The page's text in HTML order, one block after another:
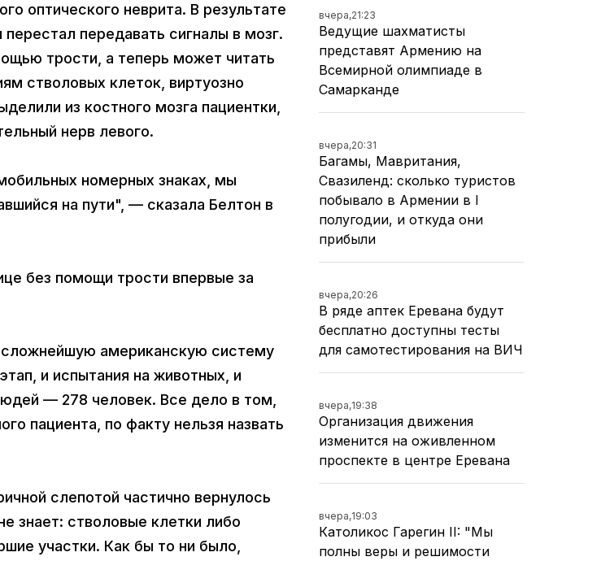
оптического неврита. В результате
передавать сигналы в мозг.
трости, а теперь может читать
стволовых клеток, виртуозно
из костного мозга пациентки,
нерв левого.
номерных знаках, мы
на пути", — сказала Белтон в
без помощи трости впервые за
сложнейшую американскую систему
и испытания на животных, и
— 278 человек. Все дело в том,
пациента, по факту нельзя назвать
слепотой частично вернулось
знает: стволовые клетки либо
участки. Как бы то ни было,
вчера,21:23
Ведущие шахматисты
представят Армению на
Всемирной олимпиаде в
Самарканде
вчера,20:31
Багамы, Мавритания,
Свазиленд: сколько туристов
побывало в Армении в I
полугодии, и откуда они
прибыли
вчера,20:26
В ряде аптек Еревана будут
бесплатно доступны тесты
для самотестирования на ВИЧ
вчера,19:38
Организация движения
изменится на оживленном
проспекте в центре Еревана
вчера,19:03
Католикос Гарегин II: "Мы
полны веры и решимости